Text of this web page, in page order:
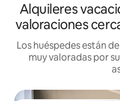
Alquileres
valoraciones
Los huéspedes están
muy valoradas por